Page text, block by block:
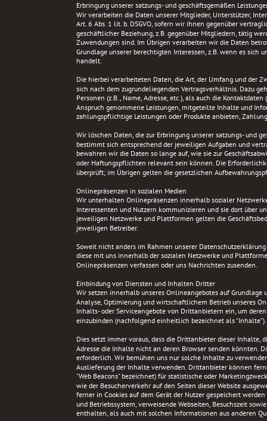
Erbringung unserer satzungs- und geschäftsgemäßen
Wir verarbeiten die Daten unserer Mitglieder, Unterstützer,
Art. 6 Abs. 1 lit. b. DSGVO, sofern wir ihnen gegenüber
geschäftlicher Beziehung, z.B. gegenüber Mitgliedern, tätig
Zuwendungen sind. Im Übrigen verarbeiten wir die Daten
Grundlage unserer berechtigten Interessen, z.B. wenn es
handelt.
Die hierbei verarbeiteten Daten, die Art, der Umfang und der
sich nach dem zugrundeliegenden Vertragsverhältnis. Dazu
Personen (z.B., Name, Adresse, etc.), als auch die
Anspruch genommene Leistungen, mitgeteilte Inhalte und
zahlungspflichtige Leistungen oder Produkte anbieten,
Wir löschen Daten, die zur Erbringung unserer satzungs- und
bestimmt sich entsprechend der jeweiligen Aufgaben und
bewahren wir die Daten so lange auf, wie sie zur
oder Haftungspflichten relevant sein können. Die
überprüft; im Übrigen gelten die gesetzlichen
Onlinepräsenzen in sozialen Medien
Wir unterhalten Onlinepräsenzen innerhalb sozialer
Interessenten und Nutzern kommunizieren und sie dort über
jeweiligen Netzwerke und Plattformen gelten die
jeweiligen Betreiber.
Soweit nicht anders im Rahmen unserer
diese mit uns innerhalb der sozialen Netzwerke und
Onlinepräsenzen verfassen oder uns Nachrichten zusenden.
Einbindung von Diensten und Inhalten Dritter
Wir setzen innerhalb unseres Onlineangebotes auf
Analyse, Optimierung und wirtschaftlichem Betrieb unseres
Inhalts- oder Serviceangebote von Drittanbietern ein, um
einzubinden (nachfolgend einheitlich bezeichnet als “Inhalte”).
Dies setzt immer voraus, dass die Drittanbieter dieser Inhalte,
Adresse die Inhalte nicht an deren Browser senden könnten.
erforderlich. Wir bemühen uns nur solche Inhalte zu
Auslieferung der Inhalte verwenden. Drittanbieter können
"Web Beacons" bezeichnet) für statistische oder
wie der Besucherverkehr auf den Seiten dieser Website
ferner in Cookies auf dem Gerät der Nutzer gespeichert
und Betriebssystem, verweisende Webseiten, Besuchszeit
enthalten, als auch mit solchen Informationen aus anderen